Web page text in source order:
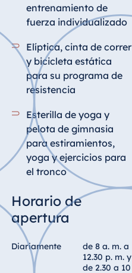
entrenamiento de
fuerza individualizado
Elíptica, cinta de correr
y bicicleta estática
para su programa de
resistencia
Esterilla de yoga y
pelota de gimnasia
para estiramientos,
yoga y ejercicios para
el tronco
Horario de
apertura
Diariamente
de 8 a. m. a
12.30 p. m. y
de 2.30 a 10